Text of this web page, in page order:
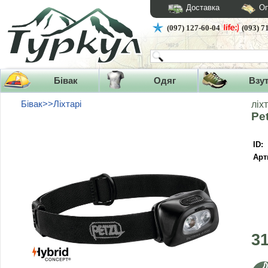
Доставка
(097) 127-60-04 (093)
Бівак Одяг
Бівак>>Ліхтарі
ID: